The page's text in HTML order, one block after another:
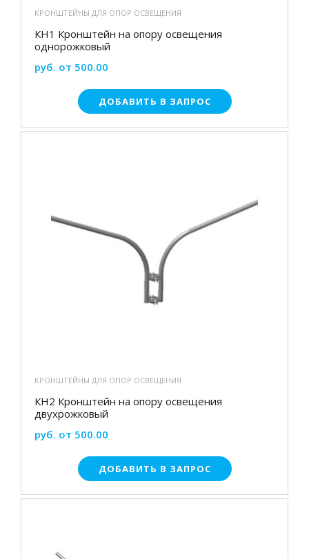
КРОНШТЕЙНЫ ДЛЯ ОПОР ОСВЕЩЕНИЯ
КН1 Кронштейн на опору освещения
однорожковый
руб. от 500.00
ДОБАВИТЬ В ЗАПРОС
КРОНШТЕЙНЫ ДЛЯ ОПОР ОСВЕЩЕНИЯ
КН2 Кронштейн на опору освещения
двухрожковый
руб. от 500.00
ДОБАВИТЬ В ЗАПРОС